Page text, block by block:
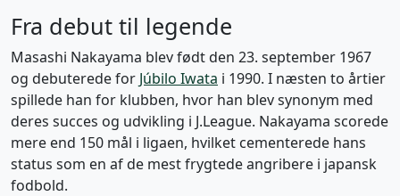
Fra debut til legende
Masashi Nakayama blev født den 23. september 1967
og debuterede for Júbilo Iwata i 1990. I næsten to årtier
spillede han for klubben, hvor han blev synonym med
deres succes og udvikling i J.League. Nakayama scorede
mere end 150 mål i ligaen, hvilket cementerede hans
status som en af de mest frygtede angribere i japansk
fodbold.